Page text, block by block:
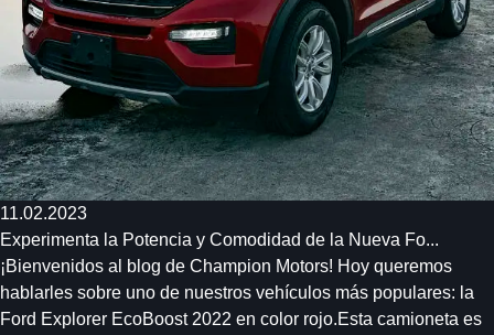
11.02.2023
Experimenta la Potencia y Comodidad de la Nueva Fo...
¡Bienvenidos al blog de Champion Motors! Hoy queremos
hablarles sobre uno de nuestros vehículos más populares: la
Ford Explorer EcoBoost 2022 en color rojo.Esta camioneta es